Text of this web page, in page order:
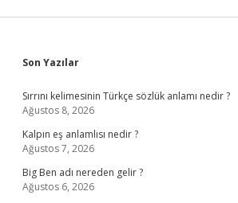
Sidebar
Son Yazılar
Sırrını kelimesinin Türkçe sözlük anlamı nedir ?
Ağustos 8, 2026
Kalpın eş anlamlısı nedir ?
Ağustos 7, 2026
Big Ben adı nereden gelir ?
Ağustos 6, 2026